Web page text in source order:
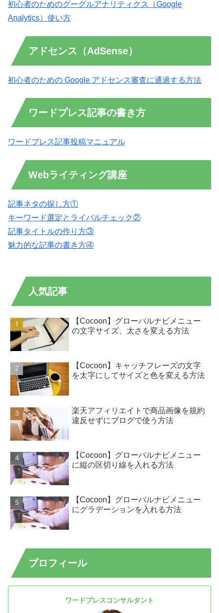
初心者のためのグーグルアナリティクス（Google
Analytics）使い方
アドセンス（AdSense）
初心者のための Google アドセンス審査に通過する方法
ワードプレス記事の書き方
ワードプレス記事投稿マニュアル
Webライティング講座
記事ネタの探し方①
キーワード選定とライバルチェック②
記事タイトルの作り方③
魅力的な記事の書き方④
人気記事
【Cocoon】グローバルナビメニュー
の文字サイズ、太さを変える方法
【Cocoon】キャッチフレーズの文字
を太字にしてサイズと色を変える方法
楽天アフィリエイトで商品画像を規約
違反せずにブログで使う方法
【Cocoon】グローバルナビメニュー
に縦の区切り線を入れる方法
【Cocoon】グローバルナビメニュー
にグラデーションを入れる方法
プロフィール
ワードプレスコンサルタント